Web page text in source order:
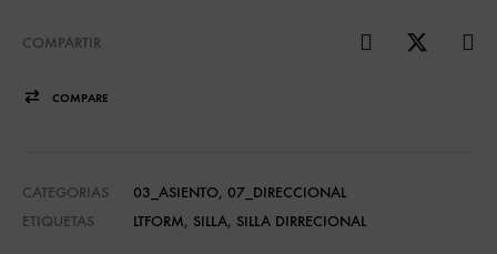
COMPARTIR
COMPARE
CATEGORIAS 03_ASIENTO, 07_DIRECCIONAL
ETIQUETAS
LTFORM, SILLA, SILLA DIRRECIONAL